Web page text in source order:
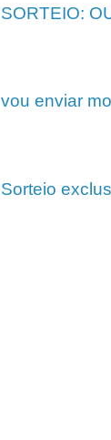
SORTEIO:
vou enviar
Sorteio